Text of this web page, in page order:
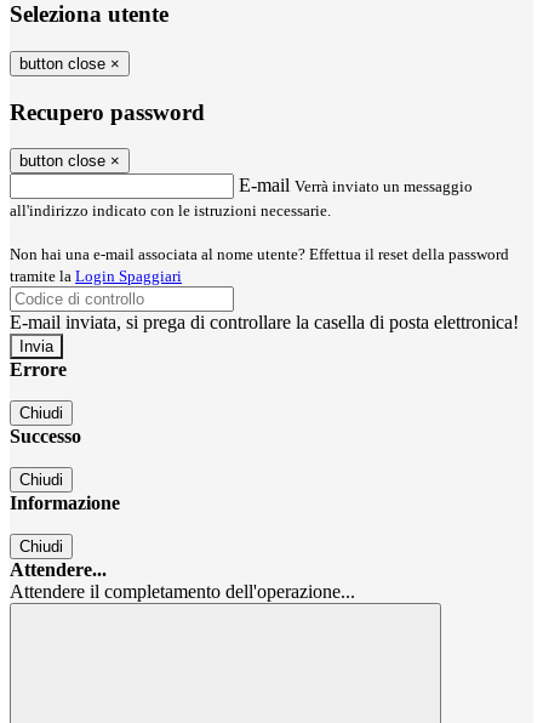
Seleziona utente
button close ×
Recupero password
button close ×
E-mail Verrà inviato un messaggio
all'indirizzo indicato con le istruzioni necessarie.
Non hai una e-mail associata al nome utente? Effettua il reset della password
tramite la Login Spaggiari
E-mail inviata, si prega di controllare la casella di posta elettronica!
Errore
Chiudi
Successo
Chiudi
Informazione
Chiudi
Attendere...
Attendere il completamento dell'operazione...